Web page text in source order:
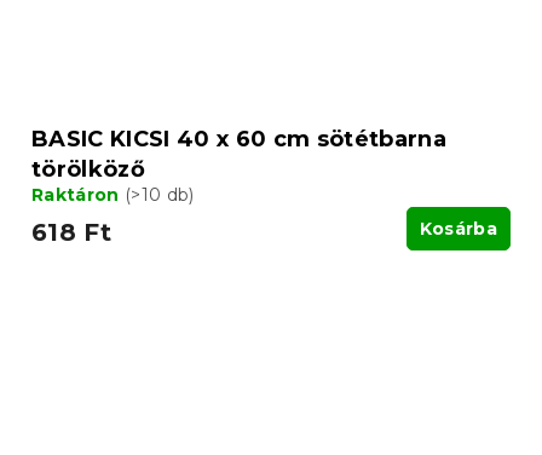
BASIC KICSI 40 x 60 cm sötétbarna
törölköző
Raktáron (>10 db)
618 Ft Kosárba